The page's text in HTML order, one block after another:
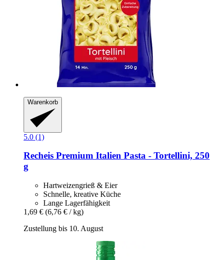
Warenkorb
5.0 (1)
Recheis Premium Italien Pasta -​ Tortellini, 250
g
Hartweizengrieß & Eier
Schnelle, kreative Küche
Lange Lagerfähigkeit
1,69 € (6,76 € / kg)
Zustellung bis 10. August